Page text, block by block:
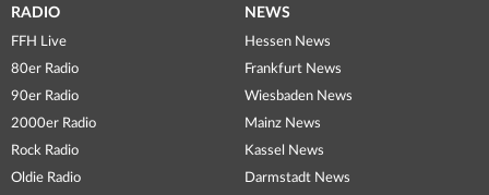
RADIO
FFH Live
80er Radio
90er Radio
2000er Radio
Rock Radio
Oldie Radio
NEWS
Hessen News
Frankfurt News
Wiesbaden News
Mainz News
Kassel News
Darmstadt News